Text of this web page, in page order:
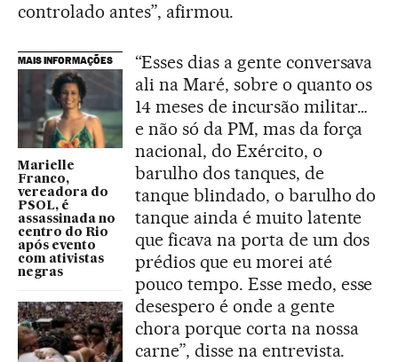
controlado antes”, afirmou.
MAIS INFORMAÇÕES
Marielle
Franco,
vereadora do
PSOL, é
assassinada no
centro do Rio
após evento
com ativistas
negras
“Esses dias a gente conversava
ali na Maré, sobre o quanto os
14 meses de incursão militar…
e não só da PM, mas da força
nacional, do Exército, o
barulho dos tanques, de
tanque blindado, o barulho do
tanque ainda é muito latente
que ficava na porta de um dos
prédios que eu morei até
pouco tempo. Esse medo, esse
desespero é onde a gente
chora porque corta na nossa
carne”, disse na entrevista.